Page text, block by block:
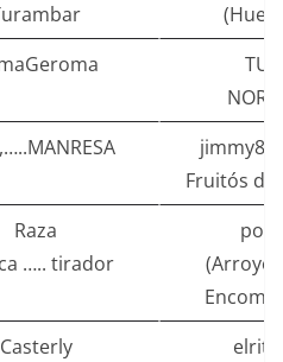
TUV
jimmy86
Fruitós de
Raza
….. tirador
(Arroyo
Casterly